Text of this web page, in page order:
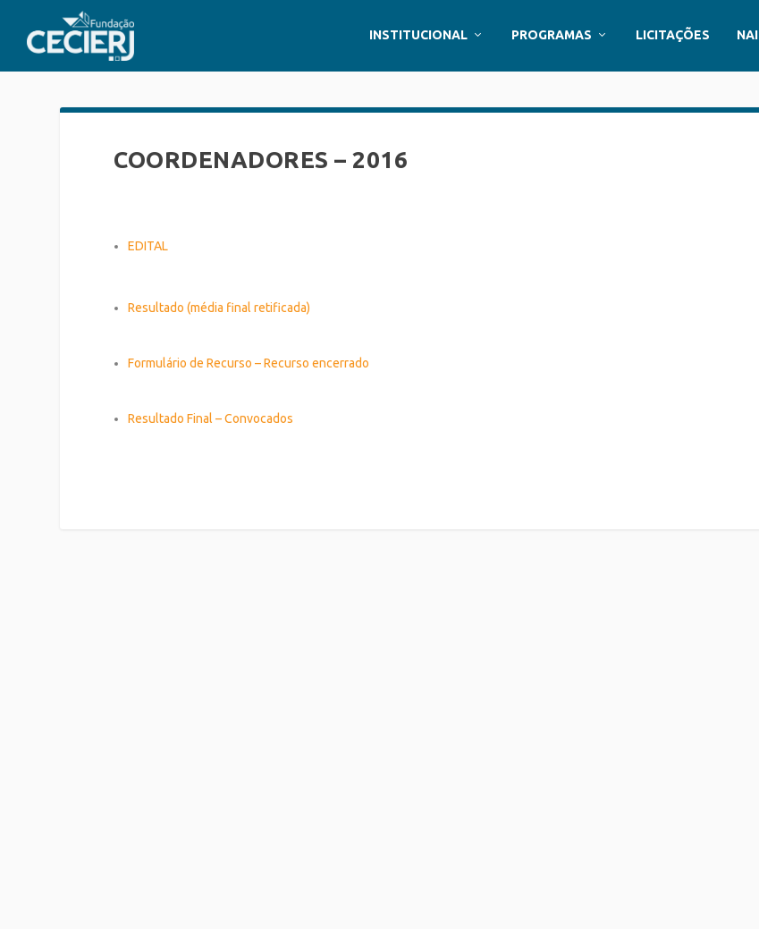
INSTITUCIONAL PROGRAMAS LICITAÇÕES NAI
COORDENADORES – 2016
EDITAL
Resultado (média final retificada)
Formulário de Recurso – Recurso encerrado
Resultado Final – Convocados